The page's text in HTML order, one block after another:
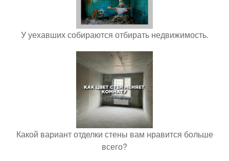
У уехавших собираются отбирать недвижимость.
Какой вариант отделки стены вам нравится больше
всего?